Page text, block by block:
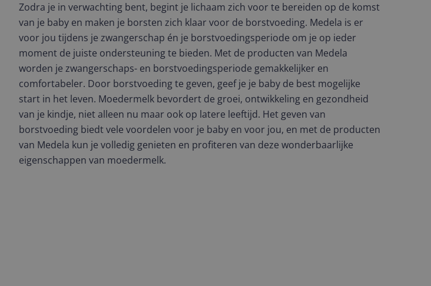
Zodra je in verwachting bent, begint je lichaam zich voor te bereiden op de komst
van je baby en maken je borsten zich klaar voor de borstvoeding. Medela is er
voor jou tijdens je zwangerschap én je borstvoedingsperiode om je op ieder
moment de juiste ondersteuning te bieden. Met de producten van Medela
worden je zwangerschaps- en borstvoedingsperiode gemakkelijker en
comfortabeler. Door borstvoeding te geven, geef je je baby de best mogelijke
start in het leven. Moedermelk bevordert de groei, ontwikkeling en gezondheid
van je kindje, niet alleen nu maar ook op latere leeftijd. Het geven van
borstvoeding biedt vele voordelen voor je baby en voor jou, en met de producten
van Medela kun je volledig genieten en profiteren van deze wonderbaarlijke
eigenschappen van moedermelk.